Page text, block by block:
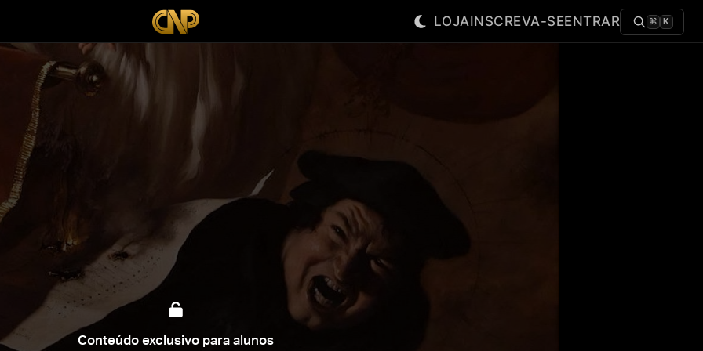
LOJAINSCREVA-SEENTRAR ⌘ K
Conteúdo exclusivo para alunos